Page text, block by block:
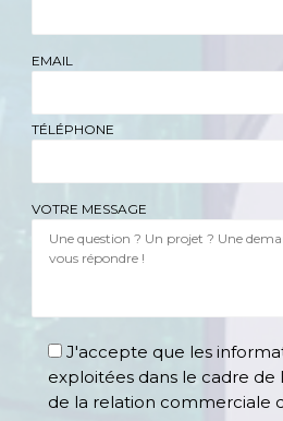
EMAIL
TÉLÉPHONE
VOTRE MESSAGE
J'accepte que les
exploitées dans le cadre
de la relation commerciale